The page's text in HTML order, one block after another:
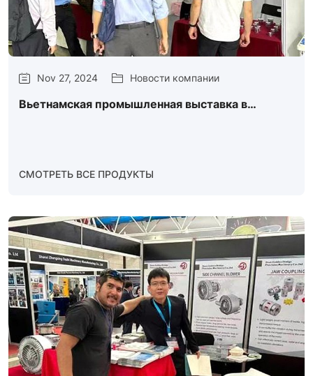
Nov 27, 2024 Новости компании
Вьетнамская промышленная выставка в
СМОТРЕТЬ ВСЕ ПРОДУКТЫ